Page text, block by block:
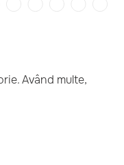
Având multe,